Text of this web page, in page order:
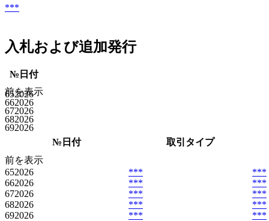
***
入札および追加発行
№ 日付
前を表示
652026
662026
672026
682026
692026
№ 日付
取引タイプ
前を表示
652026 ***
***
662026 ***
***
672026 ***
***
682026 ***
***
692026 *** ***